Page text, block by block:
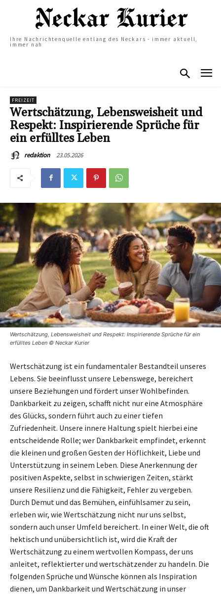
Ihre Nachrichtenquelle entlang des Neckars - immer aktuell,
immer nah
FREIZEIT
Wertschätzung, Lebensweisheit und
Respekt: Inspirierende Sprüche für
ein erfülltes Leben
redaktion 23.05.2026
Wertschätzung, Lebensweisheit und Respekt: Inspirierende Sprüche für ein
erfülltes Leben © Neckar Kurier
Wertschätzung ist ein fundamentaler Bestandteil unseres
Lebens. Sie beeinflusst unsere Lebenswege, bereichert
unsere Beziehungen und fördert unser Wohlbefinden.
Dankbarkeit zu zeigen, schafft nicht nur eine Atmosphäre
des Glücks, sondern führt auch zu einer tiefen
Zufriedenheit. Unsere innere Haltung spielt hierbei eine
entscheidende Rolle; wer Dankbarkeit empfindet, erkennt
die kleinen und großen Gesten der Höflichkeit, Liebe und
Unterstützung in seinem Leben. Diese Anerkennung der
positiven Aspekte, selbst in schwierigen Zeiten, stärkt
unsere Resilienz und die Fähigkeit, Fehler zu vergeben.
Durch Demut und das Bemühen, einfühlsamer zu sein,
erleben wir, wie Wertschätzung nicht nur uns selbst,
sondern auch unser Umfeld bereichert. In einer Welt, die oft
hektisch und unübersichtlich ist, wird die Kraft der
Wertschätzung zu einem wertvollen Kompass, der uns
anleitet, reflektierter und wertschätzender zu handeln. Die
folgenden Sprüche und Wünsche können als Inspiration
dienen, um Dankbarkeit und Wertschätzung in unser